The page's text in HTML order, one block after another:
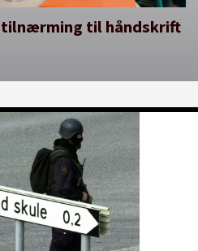
tilnærming til håndskrift